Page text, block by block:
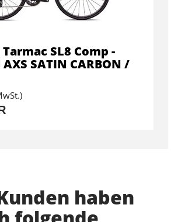
SL8 Comp -
SATIN CARBON /
haben